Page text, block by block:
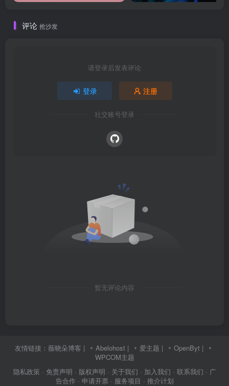
评论 抢沙发
请登录后发表评论
登录 注册
社交账号登录
暂无评论内容
友情链接： 薇晓朵博客 | Abelohost | 爱主题 | OpenByt |
WPCOM主题
隐私政策 · 免责声明 · 版权声明 · 关于我们 · 加入我们 · 联系我们 · 广
告合作 · 申请开票 · 服务项目 · 推介计划